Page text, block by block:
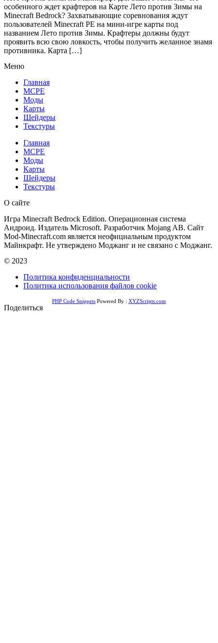
особенного ждет крафтеров на Карте Лето против Зимы на
Minecraft Bedrock? Захватывающие соревнования ждут
пользователей Minecraft PE на мини-игре карты под
названием Лето против Зимы. Крафтеры должны будут
проявить всю свою ловкость, чтобы получить желанное знамя
противника. Карта […]
Меню
Главная
MCPE
Моды
Карты
Шейдеры
Текстуры
Главная
MCPE
Моды
Карты
Шейдеры
Текстуры
О сайте
Игра Minecraft Bedrock Edition. Операционная система
Андроид. Издатель Microsoft. Разработчик Mojang AB. Сайт
Mod-Minecraft.com является неофициальным продуктом
Майнкрафт. Не утверждено Моджанг и не связано с Моджанг.
© 2023
Политика конфиденциальности
Политика использования файлов cookie
PHP Code Snippets Powered By : XYZScripts.com
Поделиться